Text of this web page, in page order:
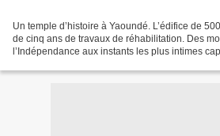
Un temple d’histoire à Yaoundé. L’édifice de
de cinq ans de travaux de réhabilitation. Des
l’Indépendance aux instants les plus intimes